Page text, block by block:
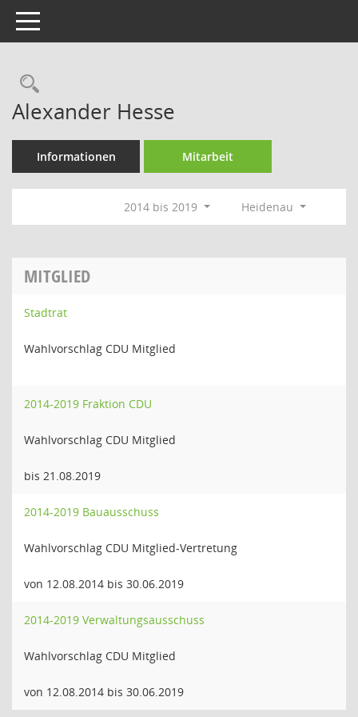
Toggle navigation
Rechercheauswahl
Alexander Hesse
Informationen Mitarbeit
2014 bis 2019 Heidenau
MITGLIED
Stadtrat
Wahlvorschlag CDU Mitglied
2014-2019 Fraktion CDU
Wahlvorschlag CDU Mitglied
bis 21.08.2019
2014-2019 Bauausschuss
Wahlvorschlag CDU Mitglied-Vertretung
von 12.08.2014 bis 30.06.2019
2014-2019 Verwaltungsausschuss
Wahlvorschlag CDU Mitglied
von 12.08.2014 bis 30.06.2019